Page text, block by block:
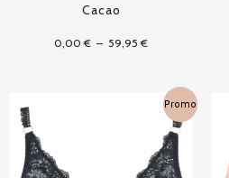
Cacao
0,00€ – 59,95€
Promo
Plage
de
prix :
75,00 €
à
150,00 €